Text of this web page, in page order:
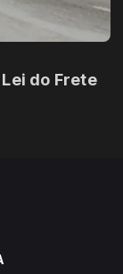
do Frete